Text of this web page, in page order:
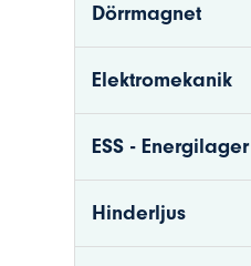
Dörrmagnet
Elektromekanik
ESS - Energilager
Hinderljus